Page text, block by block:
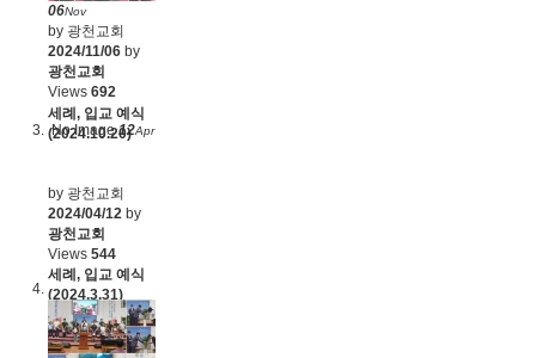
06Nov
by 광천교회
2024/11/06 by
광천교회
Views 692
세례, 입교 예식
(2024.10.20)
No Image 12Apr
by 광천교회
2024/04/12 by
광천교회
Views 544
세례, 입교 예식
(2024.3.31)